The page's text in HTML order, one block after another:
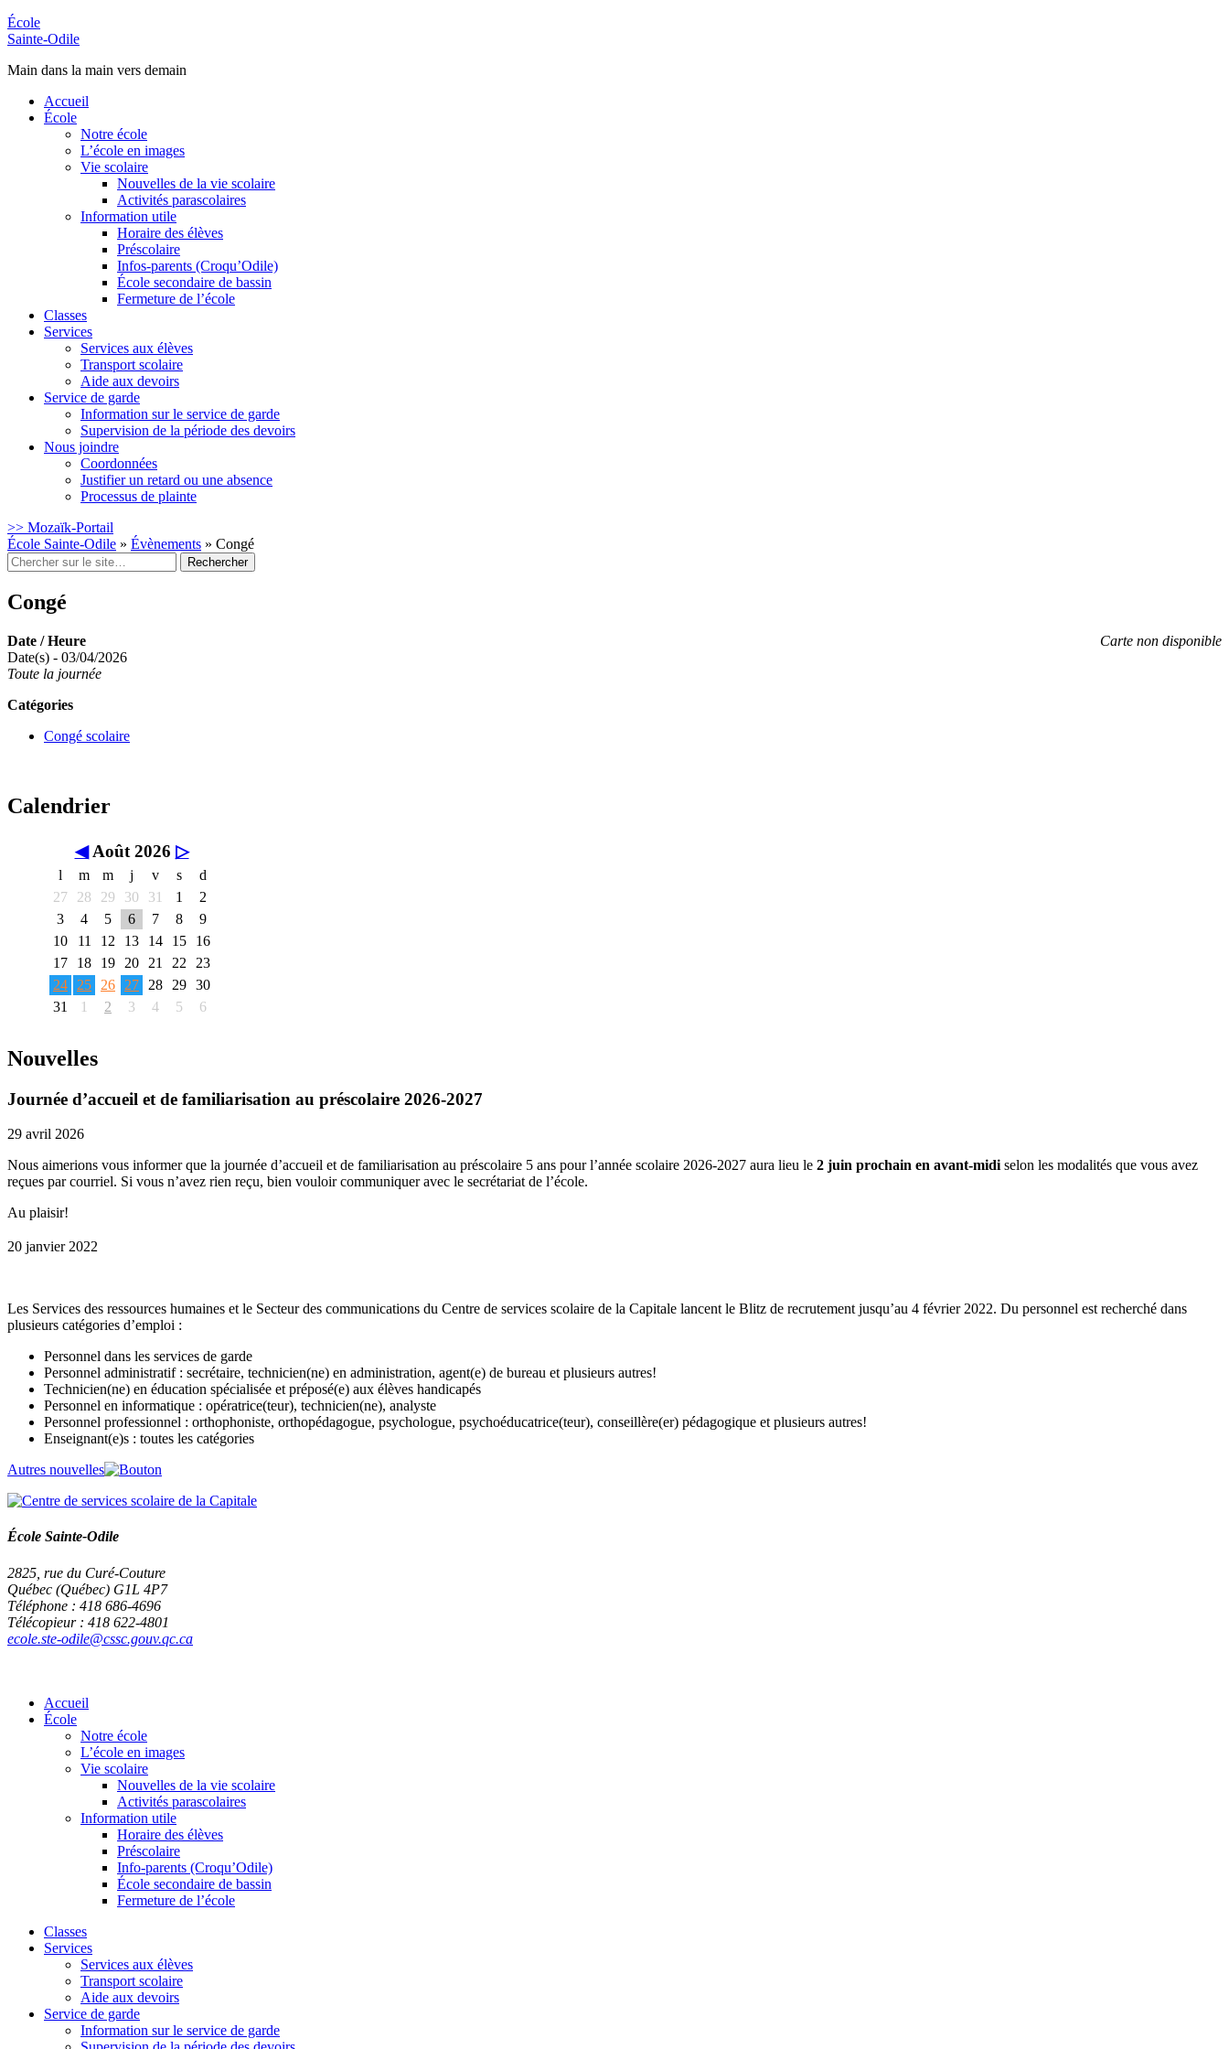
École
Sainte-Odile
Main dans la main vers demain
Accueil
École
Notre école
L’école en images
Vie scolaire
Nouvelles de la vie scolaire
Activités parascolaires
Information utile
Horaire des élèves
Préscolaire
Infos-parents (Croqu’Odile)
École secondaire de bassin
Fermeture de l’école
Classes
Services
Services aux élèves
Transport scolaire
Aide aux devoirs
Service de garde
Information sur le service de garde
Supervision de la période des devoirs
Nous joindre
Coordonnées
Justifier un retard ou une absence
Processus de plainte
>> Mozaïk-Portail
École Sainte-Odile » Évènements » Congé
Rechercher
:
Congé
Carte non disponible
Date / Heure
Date(s) - 03/04/2026
Toute la journée
Catégories
Congé scolaire
Calendrier
◀ Août 2026 ▷
l m m j v s
d
27
28 29 30 31 1
2
3
4 5 6 7 8
9
10
11 12 13 14 15
16
17
18 19 20 21 22
23
24
25 26 27 28 29 30
31
1 2 3 4 5 6
Nouvelles
Journée d’accueil et de familiarisation au préscolaire 2026-2027
29 avril 2026
Nous aimerions vous informer que la journée d’accueil et de familiarisation au préscolaire 5 ans pour l’année scolaire 2026-2027 aura lieu le 2 juin prochain en avant-midi selon les modalités que vous avez
reçues par courriel. Si vous n’avez rien reçu, bien vouloir communiquer avec le secrétariat de l’école.
Au plaisir!
20 janvier 2022
Les Services des ressources humaines et le Secteur des communications du Centre de services scolaire de la Capitale lancent le Blitz de recrutement jusqu’au 4 février 2022. Du personnel est recherché dans
plusieurs catégories d’emploi :
Personnel dans les services de garde
Personnel administratif : secrétaire, technicien(ne) en administration, agent(e) de bureau et plusieurs autres!
Technicien(ne) en éducation spécialisée et préposé(e) aux élèves handicapés
Personnel en informatique : opératrice(teur), technicien(ne), analyste
Personnel professionnel : orthophoniste, orthopédagogue, psychologue, psychoéducatrice(teur), conseillère(er) pédagogique et plusieurs autres!
Enseignant(e)s : toutes les catégories
Autres nouvelles
École Sainte-Odile
2825, rue du Curé-Couture
Québec (Québec) G1L 4P7
Téléphone : 418 686-4696
Télécopieur : 418 622-4801
ecole.ste-odile@cssc.gouv.qc.ca
Accueil
École
Notre école
L’école en images
Vie scolaire
Nouvelles de la vie scolaire
Activités parascolaires
Information utile
Horaire des élèves
Préscolaire
Info-parents (Croqu’Odile)
École secondaire de bassin
Fermeture de l’école
Classes
Services
Services aux élèves
Transport scolaire
Aide aux devoirs
Service de garde
Information sur le service de garde